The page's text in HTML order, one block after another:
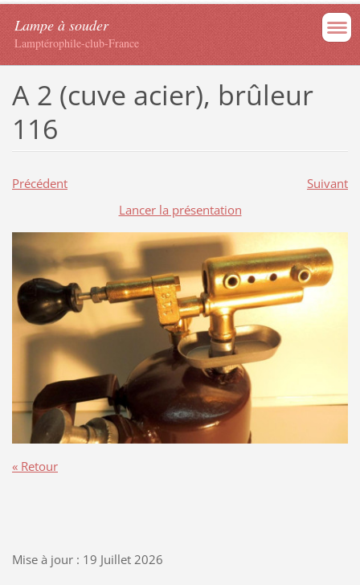
Lampe à souder
Lamptérophile-club-France
A 2 (cuve acier), brûleur
116
Précédent
Suivant
Lancer la présentation
« Retour
Mise à jour : 19 Juillet 2026